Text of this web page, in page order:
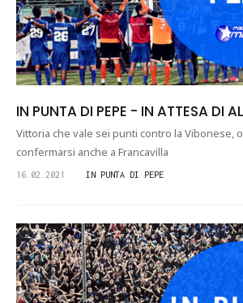
IN PUNTA DI PEPE - IN ATTESA DI
Vittoria che vale sei punti contro la Vibonese,
confermarsi anche a Francavilla
16.02.2021 IN PUNTA DI PEPE